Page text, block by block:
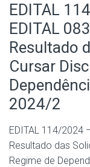
EDITAL
EDITAL
Resultado
Cursar
2024/2
EDITAL 114/2024
Resultado das
Regime de